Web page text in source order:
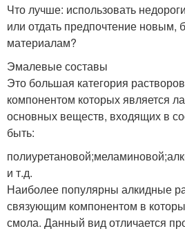
Что лучше: использовать
или отдать предпочтение новым,
материалам?
Эмалевые составы
Это большая категория
компонентом которых является
основных веществ, входящих в
быть:
и т.д.
Наиболее популярны алкидные
связующим компонентом в
смола. Данный вид отличается